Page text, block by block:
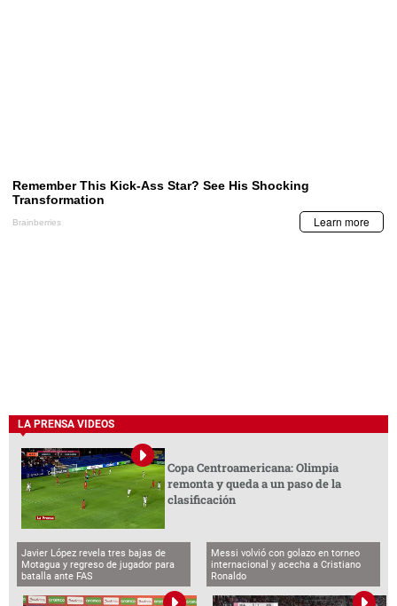
LA PRENSA VIDEOS
Copa Centroamericana: Olimpia
remonta y queda a un paso de la
clasificación
Javier López revela tres bajas de
Motagua y regreso de jugador para
batalla ante FAS
Messi volvió con golazo en torneo
internacional y acecha a Cristiano
Ronaldo